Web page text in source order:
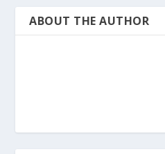
ABOUT THE AUTHOR